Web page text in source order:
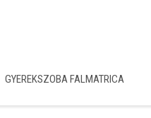
GYEREKSZOBA FALMATRICA